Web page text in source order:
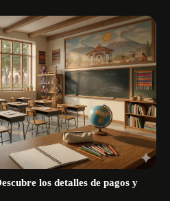
los detalles de pagos y